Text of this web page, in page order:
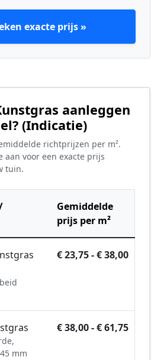
exacte prijs »
aanleggen
(Indicatie)
richtprijzen per m².
aan voor een exacte prijs
tuin.
Gemiddelde
prijs per m²
€ 23,75 - € 38,00
mm
€ 38,00 - € 61,75